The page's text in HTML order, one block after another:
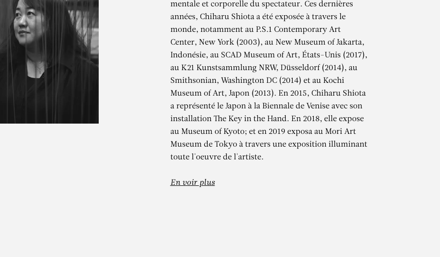
SHIOTA
mentale et corporelle du spectateur. Ces dernières
années, Chiharu Shiota a été exposée à travers le
monde, notamment au P.S.1 Contemporary Art
Center, New York (2003), au New Museum of Jakarta,
Indonésie, au SCAD Museum of Art, États-Unis (2017),
au K21 Kunstsammlung NRW, Düsseldorf (2014), au
Smithsonian, Washington DC (2014) et au Kochi
Museum of Art, Japon (2013). En 2015, Chiharu Shiota
a représenté le Japon à la Biennale de Venise avec son
installation The Key in the Hand. En 2018, elle expose
au Museum of Kyoto; et en 2019 exposa au Mori Art
Museum de Tokyo à travers une exposition illuminant
toute l'oeuvre de l'artiste.
En voir plus